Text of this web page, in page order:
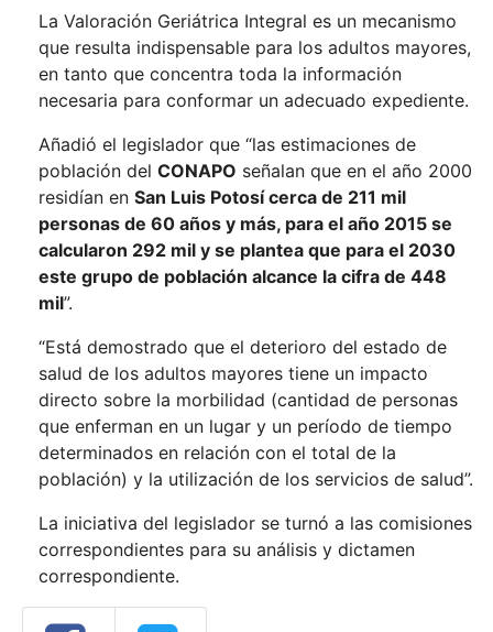
La Valoración Geriátrica Integral es un mecanismo
que resulta indispensable para los adultos mayores,
en tanto que concentra toda la información
necesaria para conformar un adecuado expediente.
Añadió el legislador que “las estimaciones de
población del CONAPO señalan que en el año 2000
residían en San Luis Potosí cerca de 211 mil
personas de 60 años y más, para el año 2015 se
calcularon 292 mil y se plantea que para el 2030
este grupo de población alcance la cifra de 448
mil”.
“Está demostrado que el deterioro del estado de
salud de los adultos mayores tiene un impacto
directo sobre la morbilidad (cantidad de personas
que enferman en un lugar y un período de tiempo
determinados en relación con el total de la
población) y la utilización de los servicios de salud”.
La iniciativa del legislador se turnó a las comisiones
correspondientes para su análisis y dictamen
correspondiente.